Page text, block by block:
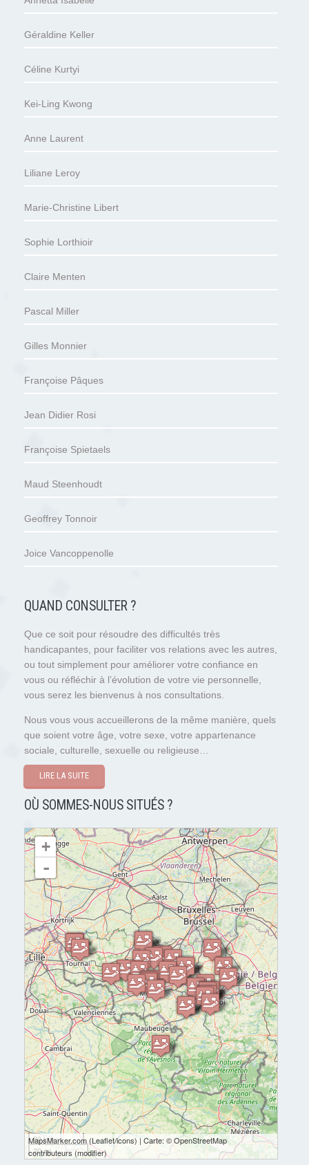
Géraldine Keller
Céline Kurtyi
Kei-Ling Kwong
Anne Laurent
Liliane Leroy
Marie-Christine Libert
Sophie Lorthioir
Claire Menten
Pascal Miller
Gilles Monnier
Françoise Pâques
Jean Didier Rosi
Françoise Spietaels
Maud Steenhoudt
Geoffrey Tonnoir
Joice Vancoppenolle
QUAND CONSULTER ?
Que ce soit pour résoudre des difficultés très
handicapantes, pour faciliter vos relations avec les autres,
ou tout simplement pour améliorer votre confiance en
vous ou réfléchir à l’évolution de votre vie personnelle,
vous serez les bienvenus à nos consultations.
Nous vous vous accueillerons de la même manière, quels
que soient votre âge, votre sexe, votre appartenance
sociale, culturelle, sexuelle ou religieuse…
LIRE LA SUITE
OÙ SOMMES-NOUS SITUÉS ?
chargement de la carte - veuillez patienter...
+
-
30 km
20 mi
MapsMarker.com(Leaflet/icons) | Carte: ©OpenStreetMap
contributeurs (modifier)